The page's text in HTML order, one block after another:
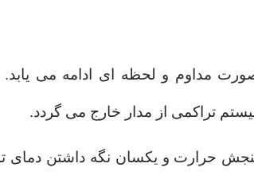
مداوم و لحظه ای ادامه می
تراکمی از مدار خارج می گردد.
حرارت و یکسان نگه داشتن دمای